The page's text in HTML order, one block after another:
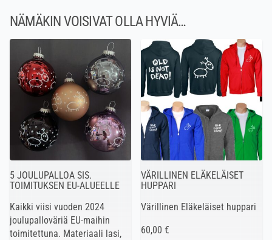
NÄMÄKIN VOISIVAT OLLA HYVIÄ…
5 JOULUPALLOA SIS.
TOIMITUKSEN EU-ALUEELLE
Kaikki viisi vuoden 2024
joulupalloväriä EU-maihin
toimitettuna. Materiaali lasi,
VÄRILLINEN ELÄKELÄISET
HUPPARI
Värillinen Eläkeläiset huppari
60,00 €